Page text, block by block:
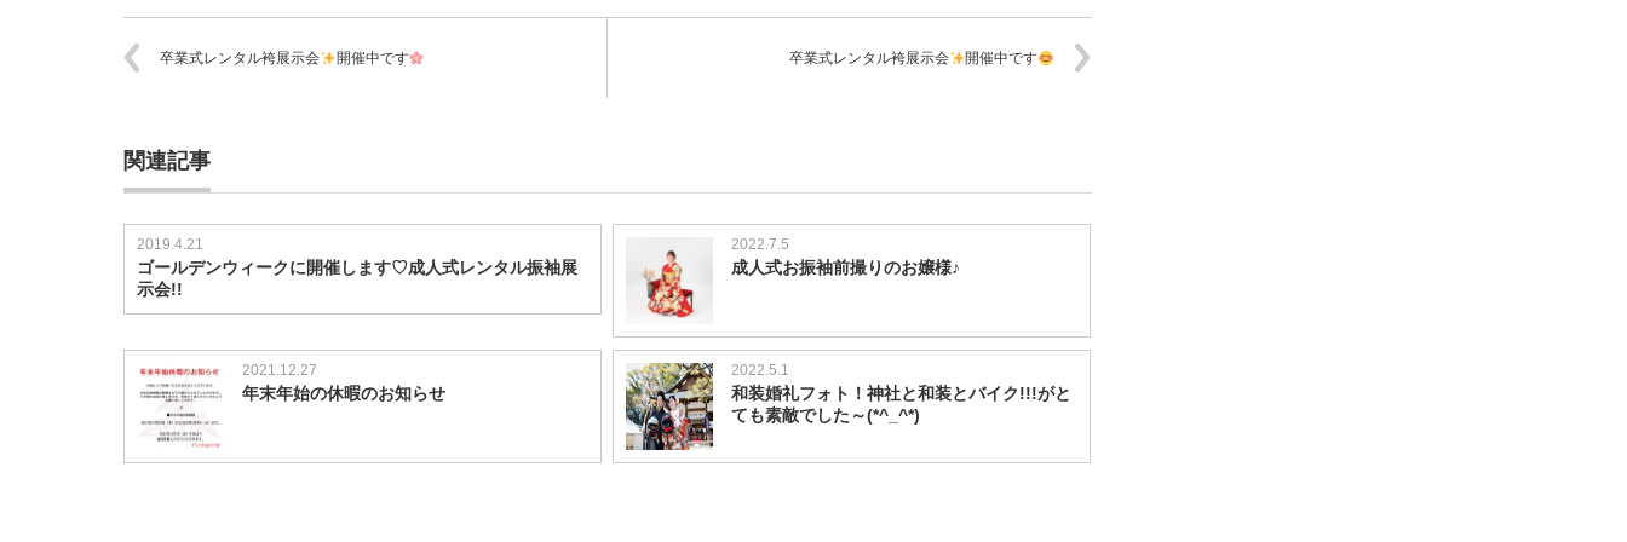
卒業式レンタル袴展示会 開催中です 卒業式レンタル袴展示会 開催中です
関連記事
2019.4.21
ゴールデンウィークに開催します♡成人式レンタル振袖展
示会!!
2022.7.5
成人式お振袖前撮りのお嬢様♪
2021.12.27
年末年始の休暇のお知らせ
2022.5.1
和装婚礼フォト！神社と和装とバイク!!!がと
ても素敵でした～(*^_^*)